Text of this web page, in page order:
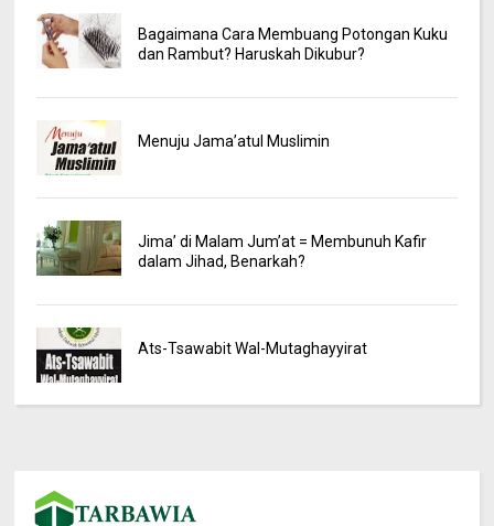
Bagaimana Cara Membuang Potongan Kuku
dan Rambut? Haruskah Dikubur?
Menuju Jama’atul Muslimin
Jima’ di Malam Jum’at = Membunuh Kafir
dalam Jihad, Benarkah?
Ats-Tsawabit Wal-Mutaghayyirat